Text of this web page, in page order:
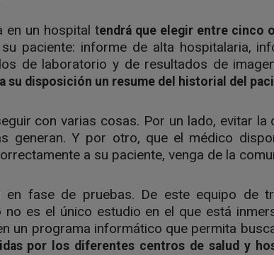
en un hospital tendrá que elegir entre cinco
paciente: informe de alta hospitalaria,
de laboratorio y de resultados de
su disposición un resume del historial del
con varias cosas. Por un lado, evitar
generan. Y por otro, que el médico
a su paciente, venga de la
en fase de pruebas. De este equipo de
no es el único estudio en el que está
un programa informático que permita
por los diferentes centros de salud y